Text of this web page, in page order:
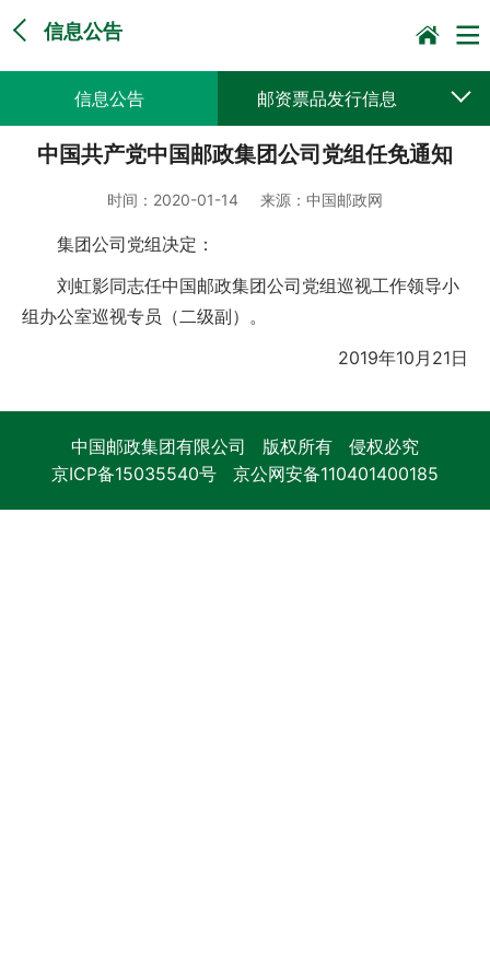
信息公告
信息公告 邮资票品发行信息
采购公告公示 预决算公开
中国共产党中国邮政集团公司党组任免通知
时间： 2020-01-14 来源： 中国邮政网
集团公司党组决定：
刘虹影同志任中国邮政集团公司党组巡视工作领导小
组办公室巡视专员（二级副）。
2019年10月21日
中国邮政集团有限公司 版权所有 侵权必究
京ICP备15035540号 京公网安备110401400185